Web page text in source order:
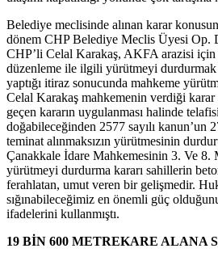
Belediye meclisinde alınan karar
dönem CHP Belediye Meclis Üyesi Op.
CHP’li Celal Karakaş, AKFA arazisi için
düzenleme ile ilgili yürütmeyi durdurmak
yaptığı itiraz sonucunda mahkeme
Celal Karakaş mahkemenin verdiği karar
geçen kararın uygulanması halinde
doğabileceğinden 2577 sayılı kanun’un
teminat alınmaksızın yürütmesinin
Çanakkale İdare Mahkemesinin 3. Ve
yürütmeyi durdurma kararı sahillerin
ferahlatan, umut veren bir gelişmedir.
sığınabileceğimiz en önemli güç
ifadelerini kullanmıştı.
19 BİN 600 METREKARE ALANA